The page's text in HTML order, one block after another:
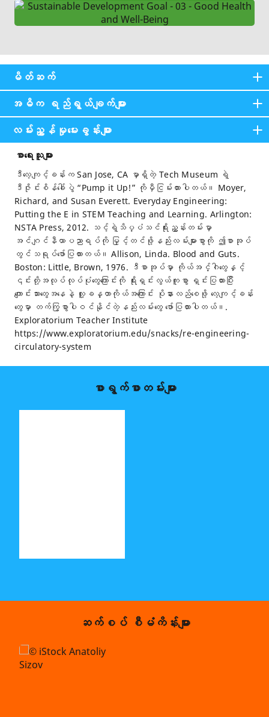
မိတ်ဆက်
အဓိက ရည်ရွယ်ချက်များ
လမ်းညွှန်မှုမေးခွန်းများ
စာရေးသူများ
ဒီလေ့ကျင့်ခန်းက San Jose, CA မှာရှိတဲ့ Tech Museum ရဲ့
ဒီဇိုင်းစိန်ခေါ်ပွဲ “Pump it Up!” ကိုမှီငြမ်းထားပါတယ်။ Moyer,
Richard, and Susan Everett. Everyday Engineering:
Putting the E in STEM Teaching and Learning. Arlington:
NSTA Press, 2012. သင့်ရဲ့သိပ္ပံသင်ရိုးညွှန်းတမ်းမှာ
အင်ဂျင်နီယာပညာရပ်ကို မြှင့်တင်ဖို့နည်းလမ်းများစွာကို ဤစာအုပ်
တွင်သရုပ်ဖော်ပြထားတယ်။ Allison, Linda. Blood and Guts.
Boston: Little, Brown, 1976. ဒီစာအုပ်မှာ ကိုယ်အင်္ဂါတွေနှင့်
၎င်းတို့အလုပ်လုပ်ပုံတွေကြောင်းကို ရိုးရှင်းလွယ်ကူစွာ ရှင်းပြထားပြီး
ကျောင်းသားတွေအနေနဲ့ လူ့ခန္တာကိုယ်အကြောင်း ပိုနားလည်စေဖို့ လေ့ကျင့်ခန်း
တွေမှာ တက်ကြွစွာပါဝင်နိုင်တဲ့နည်းလမ်းတွေ ဖော်ပြထားပါတယ်။.
Exploratorium Teacher Institute
https://www.exploratorium.edu/snacks/re-engineering-
circulatory-system
စာရွက်စာတမ်းများ
ဆက်စပ် စီမံကိန်းများ